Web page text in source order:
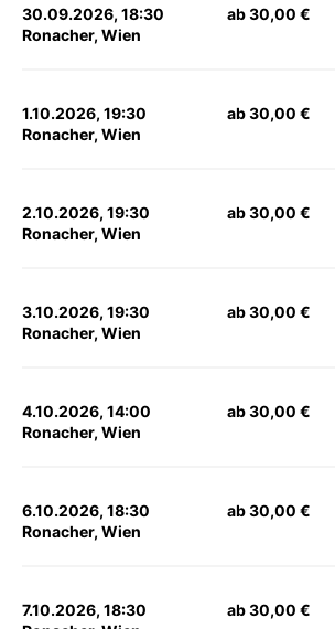
30.09.2026, 18:30
Ronacher, Wien
ab 30,00 €
1.10.2026, 19:30
Ronacher, Wien
ab 30,00 €
2.10.2026, 19:30
Ronacher, Wien
ab 30,00 €
3.10.2026, 19:30
Ronacher, Wien
ab 30,00 €
4.10.2026, 14:00
Ronacher, Wien
ab 30,00 €
6.10.2026, 18:30
Ronacher, Wien
ab 30,00 €
7.10.2026, 18:30
ab 30,00 €